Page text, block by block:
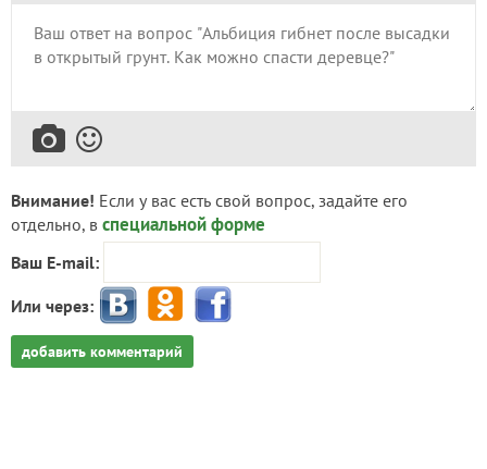
Внимание! Если у вас есть свой вопрос, задайте его
отдельно, в специальной форме
Ваш E-mail:
Или через:
добавить комментарий